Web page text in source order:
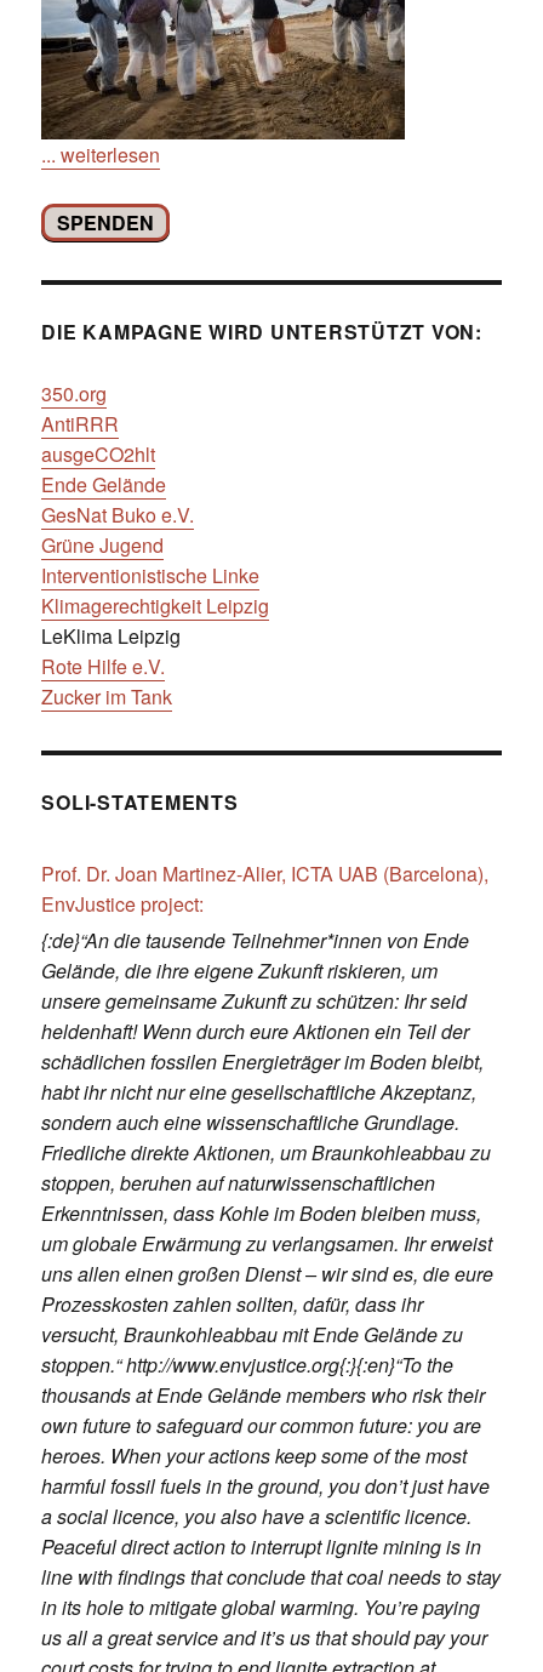
... weiterlesen
SPENDEN
DIE KAMPAGNE WIRD UNTERSTÜTZT VON:
350.org
AntiRRR
ausgeCO2hlt
Ende Gelände
GesNat Buko e.V.
Grüne Jugend
Interventionistische Linke
Klimagerechtigkeit Leipzig
LeKlima Leipzig
Rote Hilfe e.V.
Zucker im Tank
SOLI-STATEMENTS
Prof. Dr. Joan Martinez-Alier, ICTA UAB (Barcelona),
EnvJustice project:
{:de}“An die tausende Teilnehmer*innen von Ende
Gelände, die ihre eigene Zukunft riskieren, um
unsere gemeinsame Zukunft zu schützen: Ihr seid
heldenhaft! Wenn durch eure Aktionen ein Teil der
schädlichen fossilen Energieträger im Boden bleibt,
habt ihr nicht nur eine gesellschaftliche Akzeptanz,
sondern auch eine wissenschaftliche Grundlage.
Friedliche direkte Aktionen, um Braunkohleabbau zu
stoppen, beruhen auf naturwissenschaftlichen
Erkenntnissen, dass Kohle im Boden bleiben muss,
um globale Erwärmung zu verlangsamen. Ihr erweist
uns allen einen großen Dienst – wir sind es, die eure
Prozesskosten zahlen sollten, dafür, dass ihr
versucht, Braunkohleabbau mit Ende Gelände zu
stoppen.“ http://www.envjustice.org{:}{:en}“To the
thousands at Ende Gelände members who risk their
own future to safeguard our common future: you are
heroes. When your actions keep some of the most
harmful fossil fuels in the ground, you don’t just have
a social licence, you also have a scientific licence.
Peaceful direct action to interrupt lignite mining is in
line with findings that conclude that coal needs to stay
in its hole to mitigate global warming. You’re paying
us all a great service and it’s us that should pay your